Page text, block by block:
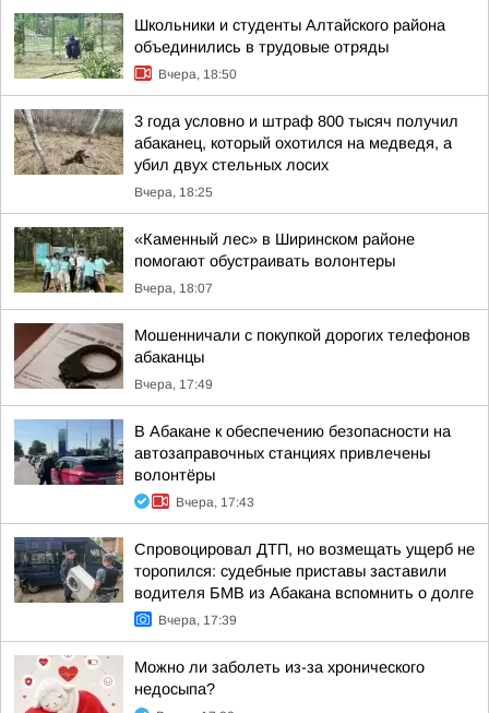
Школьники и студенты Алтайского района
объединились в трудовые отряды
Вчера, 18:50
3 года условно и штраф 800 тысяч получил
абаканец, который охотился на медведя, а
убил двух стельных лосих
Вчера, 18:25
«Каменный лес» в Ширинском районе
помогают обустраивать волонтеры
Вчера, 18:07
Мошенничали с покупкой дорогих телефонов
абаканцы
Вчера, 17:49
В Абакане к обеспечению безопасности на
автозаправочных станциях привлечены
волонтёры
Вчера, 17:43
Спровоцировал ДТП, но возмещать ущерб не
торопился: судебные приставы заставили
водителя БМВ из Абакана вспомнить о долге
Вчера, 17:39
Можно ли заболеть из-за хронического
недосыпа?